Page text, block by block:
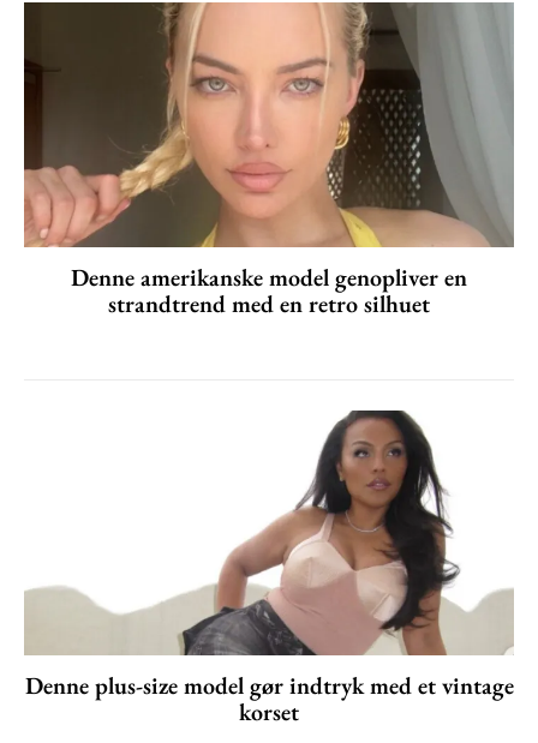
Denne amerikanske model genopliver en
strandtrend med en retro silhuet
Denne plus-size model gør indtryk med et vintage
korset